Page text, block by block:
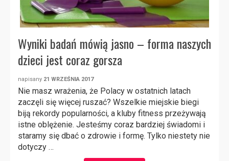
Wyniki badań mówią jasno – forma naszych
dzieci jest coraz gorsza
napisany 21 WRZEŚNIA 2017
Nie masz wrażenia, że Polacy w ostatnich latach
zaczęli się więcej ruszać? Wszelkie miejskie biegi
biją rekordy popularności, a kluby fitness przeżywają
istne oblężenie. Jesteśmy coraz bardziej świadomi i
staramy się dbać o zdrowie i formę. Tylko niestety nie
dotyczy …